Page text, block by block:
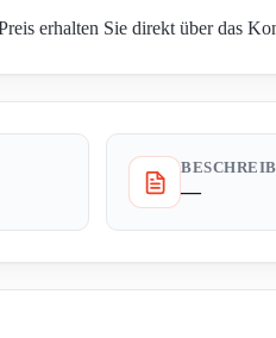
erhalten Sie direkt über das
—